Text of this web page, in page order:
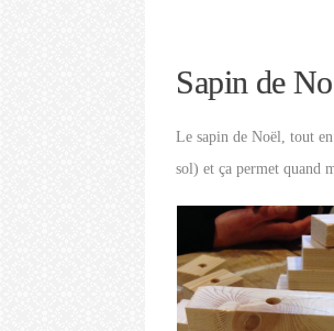
Sapin de
Le sapin de Noël, tout
sol) et ça permet quand